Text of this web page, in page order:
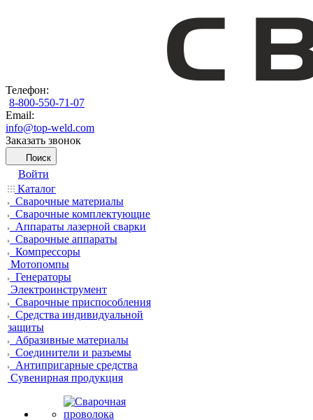
Телефон:
8-800-550-71-07
Email:
info@top-weld.com
Заказать звонок
Поиск
Войти
Каталог
Сварочные материалы
Сварочные комплектующие
Аппараты лазерной сварки
Сварочные аппараты
Компрессоры
Мотопомпы
Генераторы
Электроинструмент
Сварочные приспособления
Средства индивидуальной
защиты
Абразивные материалы
Соединители и разъемы
Антипригарные средства
Сувенирная продукция